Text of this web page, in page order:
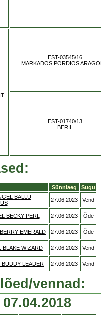
EST-03545/16
MARKADOS PORDIOS
EST-01740/13
BERIL
Sünniaeg
Sugu
BALLU
27.06.2023 Vend
BECKY PERL 27.06.2023 Õde
EMERALD 27.06.2023 Õde
BLAKE WIZARD 27.06.2023 Vend
BUDDY LEADER 27.06.2023 Vend
vennad: